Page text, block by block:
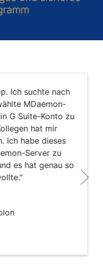
Ich suchte nach
MDaemon-
G Suite-Konto zu
hat mir
Ich habe dieses
Server zu
es hat genau so